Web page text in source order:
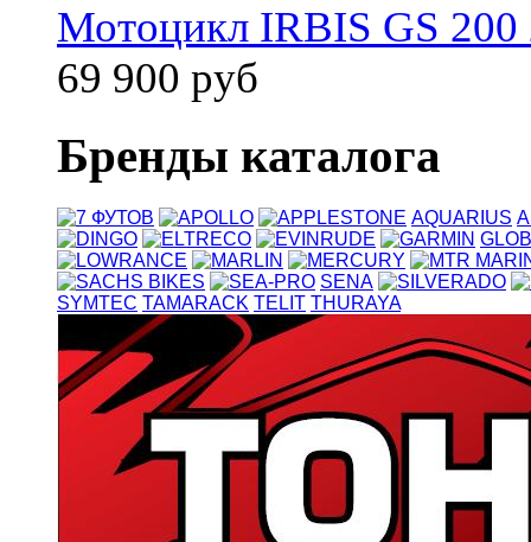
Мотоцикл IRBIS GS 200
69 900 руб
Бренды каталога
AQUARIUS
SENA
SYMTEC TAMARACK TELIT THURAYA